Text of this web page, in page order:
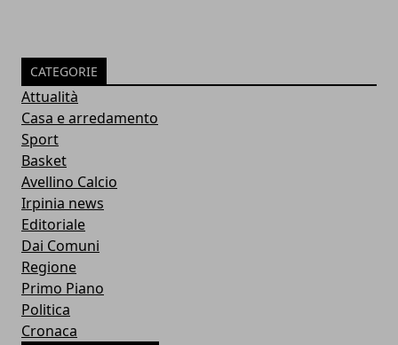
CATEGORIE
Attualità
Casa e arredamento
Sport
Basket
Avellino Calcio
Irpinia news
Editoriale
Dai Comuni
Regione
Primo Piano
Politica
Cronaca